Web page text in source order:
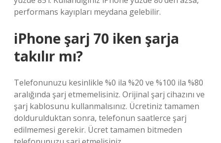
performans kayıpları meydana gelebilir.
iPhone şarj 70 iken şarja
takılır mı?
Telefonunuzu kesinlikle %0 ila %20 ve %100 ila %80
aralığında şarj etmemelisiniz. Orijinal şarj cihazını ve
şarj kablosunu kullanmalısınız. Ücretiniz tamamen
doldurulduktan sonra, telefonun saatlerce şarj
edilmemesi gerekir. Ücret tamamen bitmeden